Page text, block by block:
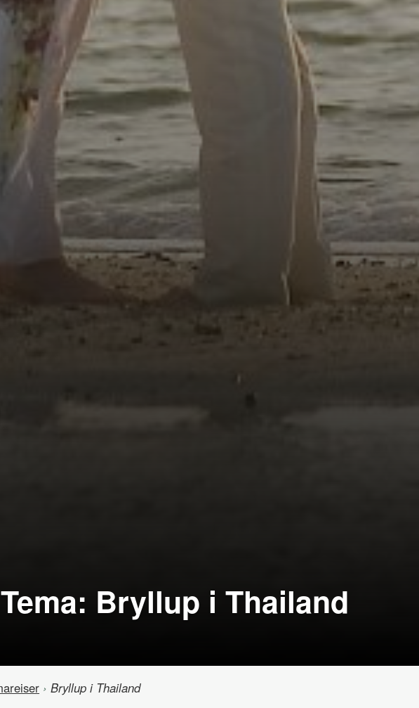
Tema: Bryllup i Thailand
› Bryllup i Thailand